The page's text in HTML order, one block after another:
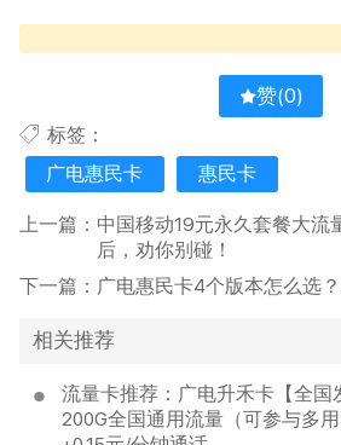
赞(0)
标签：
广电惠民卡
惠民卡
上一篇： 中国移动19元永久套餐大流
后，劝你别碰！
下一篇： 广电惠民卡4个版本怎么选
相关推荐
流量卡推荐：广电升禾卡【全国
200G全国通用流量（可参与多用